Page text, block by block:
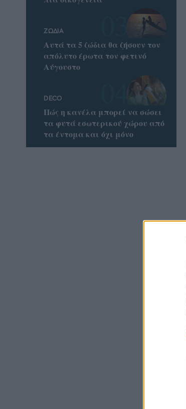
ΖΩΔΙΑ
Αυτά τα 5 ζώδια θα ζήσουν τον
απόλυτο έρωτα τον φετινό
Αύγουστο
DECO
Πώς η κανέλα μπορεί να σώσει
τα φυτά εσωτερικού χώρου από
τα έντομα και όχι μόνο